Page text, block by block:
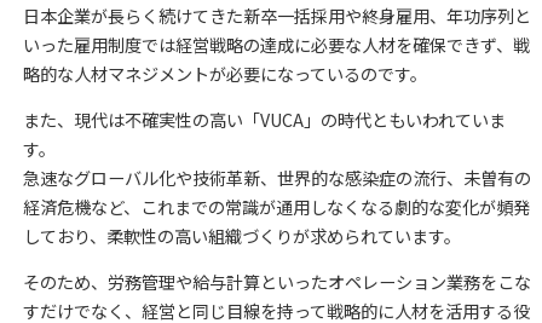
日本企業が長らく続けてきた新卒一括採用や終身雇用、年功序列と
いった雇用制度では経営戦略の達成に必要な人材を確保できず、戦
略的な人材マネジメントが必要になっているのです。
また、現代は不確実性の高い「VUCA」の時代ともいわれていま
す。
急速なグローバル化や技術革新、世界的な感染症の流行、未曽有の
経済危機など、これまでの常識が通用しなくなる劇的な変化が頻発
しており、柔軟性の高い組織づくりが求められています。
そのため、労務管理や給与計算といったオペレーション業務をこな
すだけでなく、経営と同じ目線を持って戦略的に人材を活用する役